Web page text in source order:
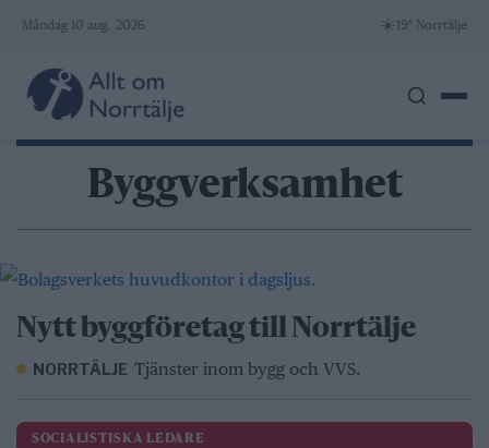
Skip
content
Måndag 10 aug. 2026 ☀️ 19° Norrtälje
Byggverksamhet
Nytt byggföretag till Norrtälje
NORRTÄLJE Tjänster inom bygg och VVS.
SOCIALISTISKA LEDARE